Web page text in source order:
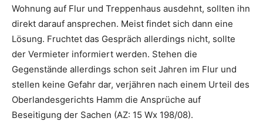
Wohnung auf Flur und Treppenhaus ausdehnt, sollten ihn
direkt darauf ansprechen. Meist findet sich dann eine
Lösung. Fruchtet das Gespräch allerdings nicht, sollte
der Vermieter informiert werden. Stehen die
Gegenstände allerdings schon seit Jahren im Flur und
stellen keine Gefahr dar, verjähren nach einem Urteil des
Oberlandesgerichts Hamm die Ansprüche auf
Beseitigung der Sachen (AZ: 15 Wx 198/08).